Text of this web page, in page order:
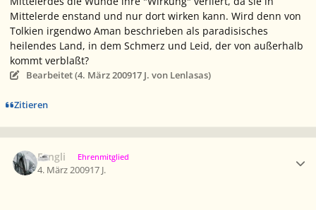
Mittelerde enstand und nur dort wirken kann. Wird denn von
Tolkien irgendwo Aman beschrieben als paradisisches
heilendes Land, in dem Schmerz und Leid, der von außerhalb
kommt verblaßt?
Bearbeitet (4. März 200917 J. von Lenlasas)
Zitieren
Fangli Ehrenmitglied
4. März 200917 J.